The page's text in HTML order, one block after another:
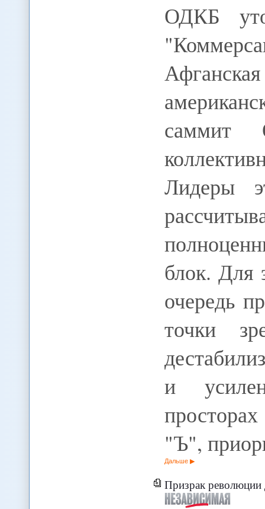
ОДКБ
саммит
Лидеры
блок. Для
очередь
точки
и
"Ъ",
Дальше
Призрак революции